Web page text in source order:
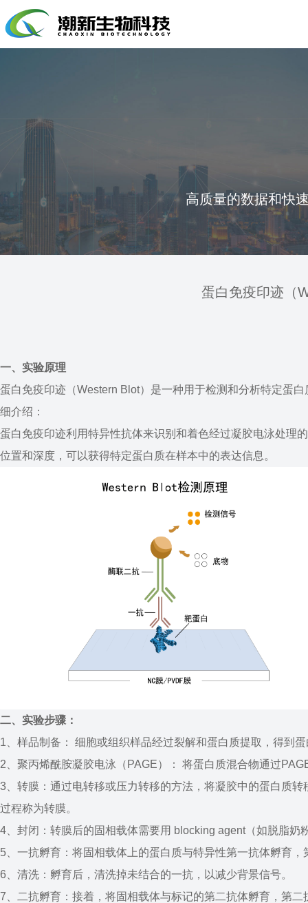
高质量的数据和快
蛋白免疫印迹（
一、实验原理
蛋白免疫印迹（Western Blot）是一种用于检测和分析特定蛋
细介绍：
蛋白免疫印迹利用特异性抗体来识别和着色经过凝胶电泳处理
位置和深度，可以获得特定蛋白质在样本中的表达信息。
二、实验步骤：
1、样品制备： 细胞或组织样品经过裂解和蛋白质提取，得到
2、聚丙烯酰胺凝胶电泳（PAGE）： 将蛋白质混合物通过
3、转膜：通过电转移或压力转移的方法，将凝胶中的蛋白质
过程称为转膜。
4、封闭：转膜后的固相载体需要用 blocking agent（如脱脂奶
5、一抗孵育：将固相载体上的蛋白质与特异性第一抗体孵育
6、清洗：孵育后，清洗掉未结合的一抗，以减少背景信号。
7、二抗孵育：接着，将固相载体与标记的第二抗体孵育，第